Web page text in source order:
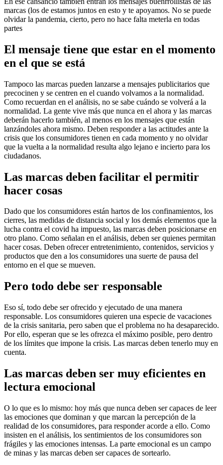
marcas (los de estamos juntos en esto y te apoyamos. No se puede
olvidar la pandemia, cierto, pero no hace falta meterla en todas
partes
El mensaje tiene que estar en el momento
en el que se está
Tampoco las marcas pueden lanzarse a mensajes publicitarios que
precocinen y se centren en el cuando volvamos a la normalidad.
Como recuerdan en el análisis, no se sabe cuándo se volverá a la
normalidad. La gente vive más que nunca en el ahora y las marcas
deberán hacerlo también, al menos en los mensajes que están
lanzándoles ahora mismo. Deben responder a las actitudes ante la
crisis que los consumidores tienen en cada momento y no olvidar
que la vuelta a la normalidad resulta algo lejano e incierto para los
ciudadanos.
Las marcas deben facilitar el permitir
hacer cosas
Dado que los consumidores están hartos de los confinamientos, los
cierres, las medidas de distancia social y los demás elementos que la
lucha contra el covid ha impuesto, las marcas deben posicionarse en
otro plano. Como señalan en el análisis, deben ser quienes permitan
hacer cosas. Deben ofrecer entretenimiento, contenidos, servicios y
productos que den a los consumidores una suerte de pausa del
entorno en el que se mueven.
Pero todo debe ser responsable
Eso sí, todo debe ser ofrecido y ejecutado de una manera
responsable. Los consumidores quieren una especie de vacaciones
de la crisis sanitaria, pero saben que el problema no ha desaparecido.
Por ello, esperan que se les ofrezca el máximo posible, pero dentro
de los límites que impone la crisis. Las marcas deben tenerlo muy en
cuenta.
Las marcas deben ser muy eficientes en
lectura emocional
O lo que es lo mismo: hoy más que nunca deben ser capaces de leer
las emociones que dominan y que marcan la percepción de la
realidad de los consumidores, para responder acorde a ello. Como
insisten en el análisis, los sentimientos de los consumidores son
frágiles y las emociones intensas. La parte emocional es un campo
de minas y las marcas deben ser capaces de sortearlo.